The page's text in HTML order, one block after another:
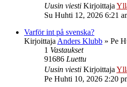
Uusin viesti Kirjoittaja
Su Huhti 12, 2026 6:21
Varför int på svenska?
Kirjoittaja Anders Klubb » Pe
1 Vastaukset
91686 Luettu
Uusin viesti Kirjoittaja
Pe Huhti 10, 2026 2:20